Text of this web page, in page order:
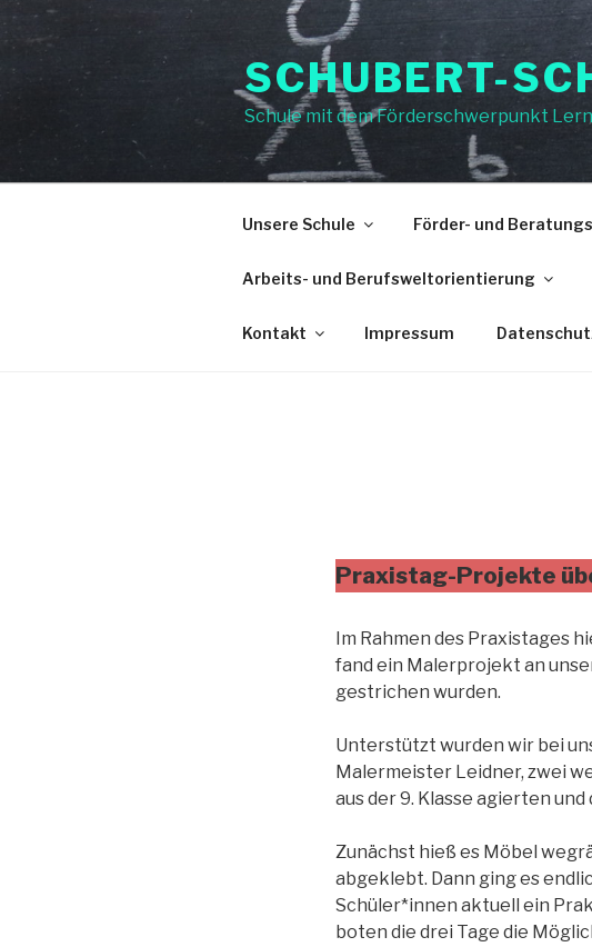
Zum
Inhalt
springen
SCHUBERT-
Schule mit dem Förderschwerpunkt
Unsere Schule Förder- und
Arbeits- und Berufsweltorientierung
Kontakt Impressum
Praxistag-Projekte
Im Rahmen des Praxistages
fand ein Malerprojekt an
gestrichen wurden.
Unterstützt wurden wir bei
Malermeister Leidner, zwei
aus der 9. Klasse agierten
Zunächst hieß es Möbel
abgeklebt. Dann ging es
Schüler*innen aktuell ein
boten die drei Tage die